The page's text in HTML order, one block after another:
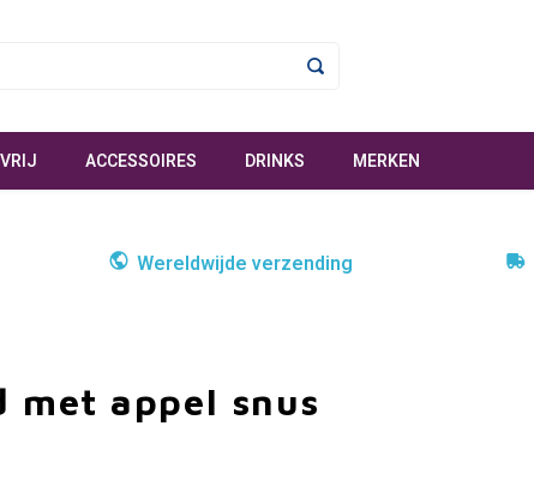
ACCESSOIRES DRINKS MERKEN
Wereldwijde verzending
met appel snus